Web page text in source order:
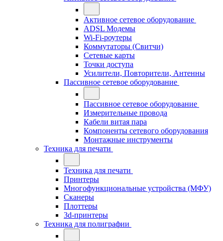
Активное сетевое оборудование
ADSL Модемы
Wi-Fi-роутеры
Коммутаторы (Свитчи)
Сетевые карты
Точки доступа
Усилители, Повторители, Антенны
Пассивное сетевое оборудование
Пассивное сетевое оборудование
Измерительные провода
Кабели витая пара
Компоненты сетевого оборудования
Монтажные инструменты
Техника для печати
Техника для печати
Принтеры
Многофункциональные устройства (МФУ)
Сканеры
Плоттеры
3d-принтеры
Техника для полиграфии